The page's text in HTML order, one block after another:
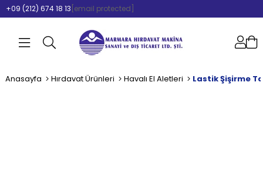
+09 (212) 674 18 13 [email protected]
Anasayfa Hırdavat Ürünleri Havalı El Aletleri Lastik Şişirme